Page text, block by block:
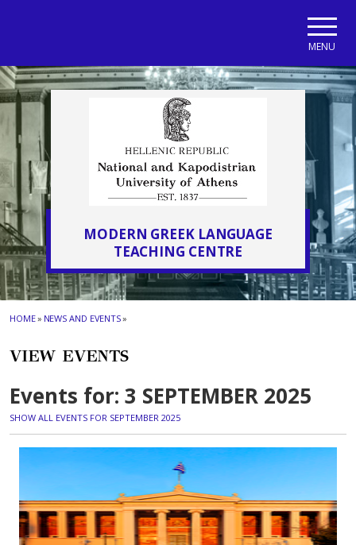
MENU
MODERN GREEK LANGUAGE
TEACHING CENTRE
HOME» NEWS AND EVENTS»
VIEW EVENTS
Events for: 3 SEPTEMBER 2025
SHOW ALL EVENTS FOR SEPTEMBER 2025